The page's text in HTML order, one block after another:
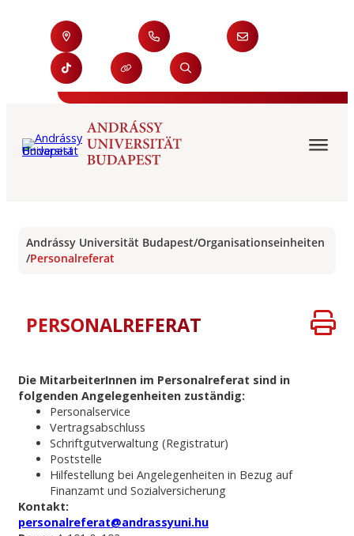
Andrássy Universität Budapest/Organisationseinheiten
/Personalreferat
PERSONALREFERAT
Die MitarbeiterInnen im Personalreferat sind in
folgenden Angelegenheiten zuständig:
Personalservice
Vertragsabschluss
Schriftgutverwaltung (Registratur)
Poststelle
Hilfestellung bei Angelegenheiten in Bezug auf
Finanzamt und Sozialversicherung
Kontakt:
personalreferat@andrassyuni.hu